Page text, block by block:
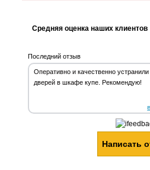
Средняя оценка наших клиентов
Последний отзыв
Оперативно и качественно устранили
дверей в шкафе купе. Рекомендую!